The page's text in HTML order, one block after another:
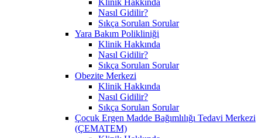
Nasıl Gidilir?
Sıkça Sorulan Sorular
Yara Bakım Polikliniği
Klinik Hakkında
Nasıl Gidilir?
Sıkça Sorulan Sorular
Obezite Merkezi
Klinik Hakkında
Nasıl Gidilir?
Sıkça Sorulan Sorular
Çocuk Ergen Madde Bağımlılığı Tedavi Merkezi
(ÇEMATEM)